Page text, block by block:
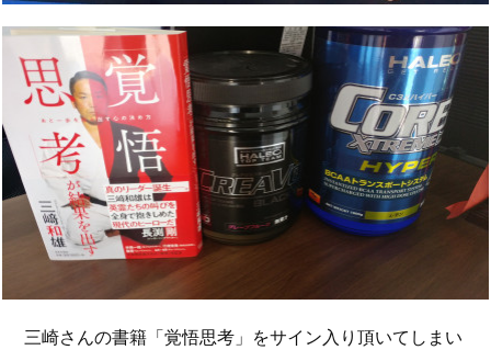
三崎さんの書籍「覚悟思考」をサイン入り頂いてしまい